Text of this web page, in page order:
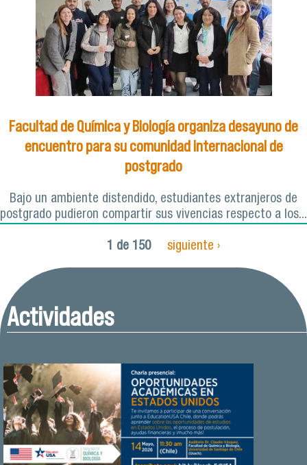
Facultad de Química y Biología organiza desayuno de
encuentro para su comunidad internacional de
postgrado
Bajo un ambiente distendido, estudiantes extranjeros de
postgrado pudieron compartir sus vivencias respecto a los...
1 de 150 siguiente ›
Actividades